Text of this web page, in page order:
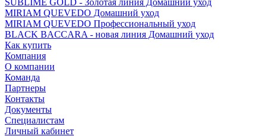
SUBLIME GOLD - Золотая линия Домашний уход
MIRIAM QUEVEDO Домашний уход
MIRIAM QUEVEDO Профессиональный уход
BLACK BACCARA - новая линия Домашний уход
Как купить
Компания
О компании
Команда
Партнеры
Контакты
Документы
Специалистам
Личный кабинет